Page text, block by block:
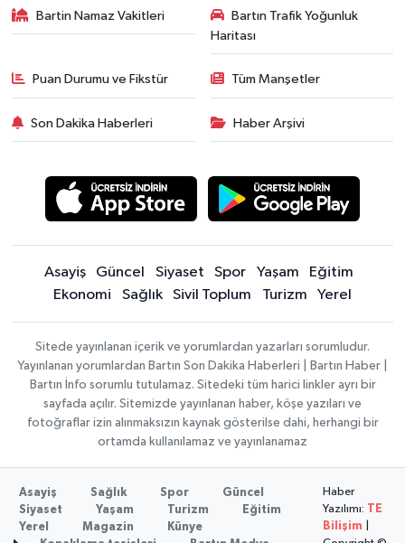
Bartin Namaz Vakitleri
Bartın Trafik Yoğunluk
Haritası
Puan Durumu ve Fikstür Tüm Manşetler
Son Dakika Haberleri Haber Arşivi
Asayiş Güncel Siyaset Spor Yaşam
Eğitim
Ekonomi
Sağlık Sivil Toplum Turizm Yerel
Sitede yayınlanan içerik ve yorumlardan yazarları sorumludur.
Yayınlanan yorumlardan Bartın Son Dakika Haberleri | Bartın Haber |
Bartın İnfo sorumlu tutulamaz. Sitedeki tüm harici linkler ayrı bir
sayfada açılır. Sitemizde yayınlanan haber, köşe yazıları ve
fotoğraflar izin alınmaksızın kaynak gösterilse dahi, herhangi bir
ortamda kullanılamaz ve yayınlanamaz
Asayiş Sağlık Spor
Güncel
Siyaset
Yaşam Turizm
Eğitim
Yerel
Magazin
Künye
Haber
Yazılımı: TE
Bilişim